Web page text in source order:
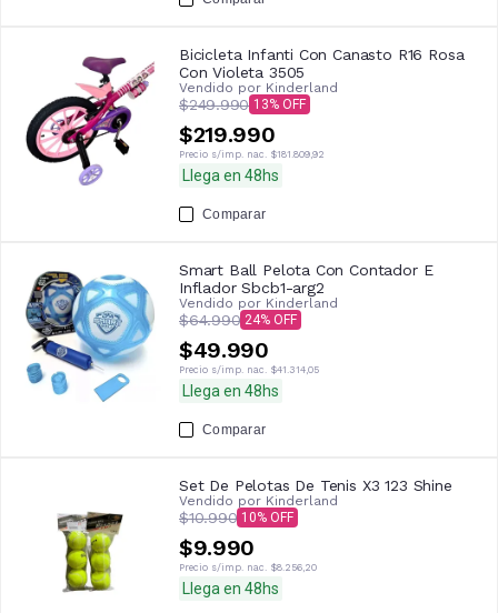
Bicicleta Infanti Con Canasto R16 Rosa
Con Violeta 3505
Vendido por Kinderland
$249.990 13
$219.990
Precio s/imp. nac. $181.809,92
Llega en 48hs
Comparar
Smart Ball Pelota Con Contador E
Inflador Sbcb1-arg2
Vendido por Kinderland
$64.990 24
$49.990
Precio s/imp. nac. $41.314,05
Llega en 48hs
Comparar
Set De Pelotas De Tenis X3 123 Shine
Vendido por Kinderland
$10.990 10
$9.990
Precio s/imp. nac. $8.256,20
Llega en 48hs